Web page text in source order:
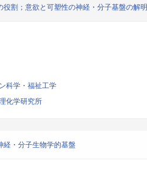
割；意欲と可塑性の神経・分子基盤の解明
科学・福祉工学
化学研究所
経・分子生物学的基盤